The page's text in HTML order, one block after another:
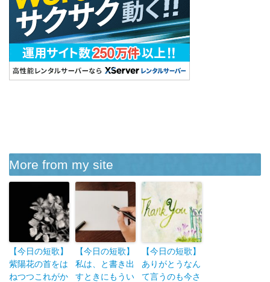
More from my site
【今日の短歌】
紫陽花の首をは
ねつつこれがか
【今日の短歌】
私は、と書き出
すときにもうい
【今日の短歌】
ありがとうなん
て言うのも今さ